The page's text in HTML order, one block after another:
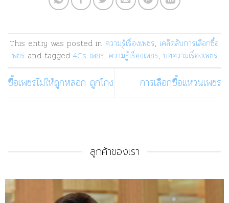
This entry was posted in ความรู้เรื่องเพชร, เคล็ดลับการเลือกซื้อ
เพชร and tagged 4Cs เพชร, ความรู้เรื่องเพชร, บทความเรื่องเพชร.
ซื้อเพชรไม่ให้ถูกหลอก ถูกโกง การเลือกซื้อแหวนเพชร
ลูกค้าของเรา